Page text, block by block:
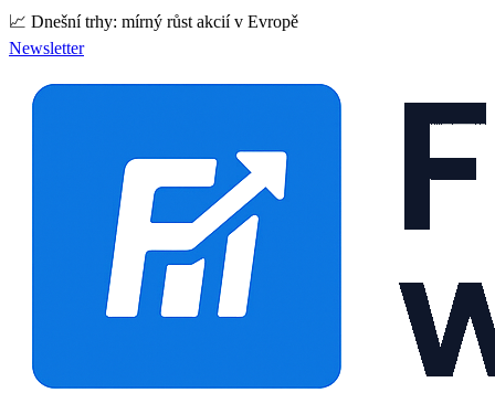
📈 Dnešní trhy: mírný růst akcií v Evropě
Newsletter